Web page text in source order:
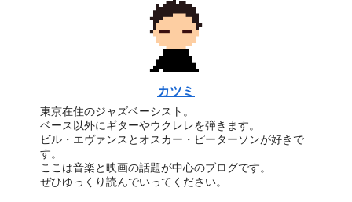
カツミ
東京在住のジャズベーシスト。
ベース以外にギターやウクレレを弾きます。
ビル・エヴァンスとオスカー・ピーターソンが好きで
す。
ここは音楽と映画の話題が中心のブログです。
ぜひゆっくり読んでいってください。